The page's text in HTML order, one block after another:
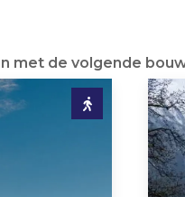
met de volgende